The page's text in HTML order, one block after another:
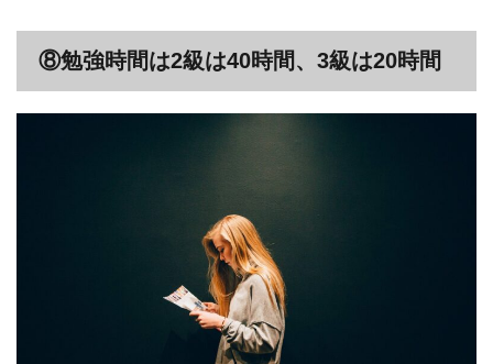
⑧勉強時間は2級は40時間、3級は20時間